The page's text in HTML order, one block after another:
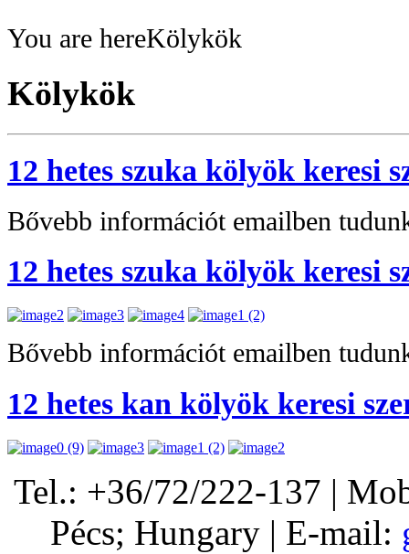
You are hereKölykök
Kölykök
12 hetes szuka kölyök keresi
Bővebb információt emailben
12 hetes szuka kölyök keresi
Bővebb információt emailben
12 hetes kan kölyök keresi
Tel.: +36/72/222-137 |
Pécs; Hungary | E-mail: